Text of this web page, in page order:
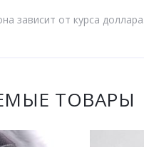
зависит от курса доллара.
ТОВАРЫ